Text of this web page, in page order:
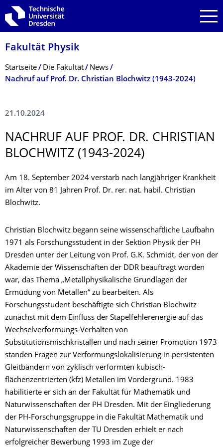
Zur Hauptnavigation springen
Zur Suche springen
Zum Inhalt springen
Fakultät Physik
Breadcrumb-Menü
Startseite Die Fakultät
News
Nachruf auf Prof. Dr. Christian Blochwitz (1943-2024)
21.10.2024
NACHRUF AUF PROF. DR. CHRISTIAN
BLOCHWITZ (1943-2024)
Am 18. September 2024 verstarb nach langjähriger Krankheit
im Alter von 81 Jahren Prof. Dr. rer. nat. habil. Christian
Blochwitz.
Christian Blochwitz begann seine wissenschaftliche Laufbahn
1971 als Forschungsstudent in der Sektion Physik der PH
Dresden unter der Leitung von Prof. G.K. Schmidt, der von der
Akademie der Wissenschaften der DDR beauftragt worden
war, das Thema „Metallphysikalische Grundlagen der
Ermüdung von Metallen“ zu bearbeiten. Als
Forschungsstudent beschäftigte sich Christian Blochwitz
zunächst mit dem Einfluss der Stapelfehlerenergie auf das
Wechselverformungs-Verhalten von
Substitutionsmischkristallen und nach seiner Promotion 1973
standen Fragen zur Verformungslokalisierung in persistenten
Gleitbändern von zyklisch verformten kubisch-
flächenzentrierten (kfz) Metallen im Vordergrund. 1983
habilitierte er sich an der Fakultät für Mathematik und
Naturwissenschaften der PH Dresden. Mit der Eingliederung
der PH-Forschungsgruppe in die Fakultät Mathematik und
Naturwissenschaften der TU Dresden erhielt er nach
erfolgreicher Bewerbung 1993 im Zuge der